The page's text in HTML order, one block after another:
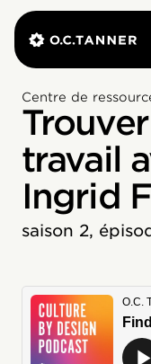
Centre de
travail
Ingrid
saison 2,